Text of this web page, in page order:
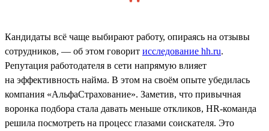
Кандидаты всё чаще выбирают работу, опираясь на отзывы
сотрудников, — об этом говорит исследование hh.ru.
Репутация работодателя в сети напрямую влияет
на эффективность найма. В этом на своём опыте убедилась
компания «АльфаСтрахование». Заметив, что привычная
воронка подбора стала давать меньше откликов, HR-команда
решила посмотреть на процесс глазами соискателя. Это